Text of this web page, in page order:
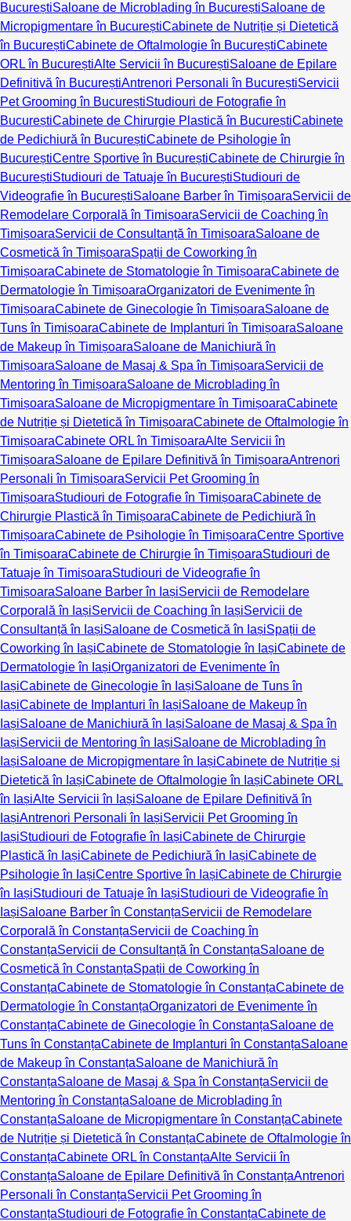
BucureștiSaloane de Microblading în BucureștiSaloane de
Micropigmentare în BucureștiCabinete de Nutriție și Dietetică
în BucureștiCabinete de Oftalmologie în BucureștiCabinete
ORL în BucureștiAlte Servicii în BucureștiSaloane de Epilare
Definitivă în BucureștiAntrenori Personali în BucureștiServicii
Pet Grooming în BucureștiStudiouri de Fotografie în
BucureștiCabinete de Chirurgie Plastică în BucureștiCabinete
de Pedichiură în BucureștiCabinete de Psihologie în
BucureștiCentre Sportive în BucureștiCabinete de Chirurgie în
BucureștiStudiouri de Tatuaje în BucureștiStudiouri de
Videografie în BucureștiSaloane Barber în TimișoaraServicii de
Remodelare Corporală în TimișoaraServicii de Coaching în
TimișoaraServicii de Consultanță în TimișoaraSaloane de
Cosmetică în TimișoaraSpații de Coworking în
TimișoaraCabinete de Stomatologie în TimișoaraCabinete de
Dermatologie în TimișoaraOrganizatori de Evenimente în
TimișoaraCabinete de Ginecologie în TimișoaraSaloane de
Tuns în TimișoaraCabinete de Implanturi în TimișoaraSaloane
de Makeup în TimișoaraSaloane de Manichiură în
TimișoaraSaloane de Masaj & Spa în TimișoaraServicii de
Mentoring în TimișoaraSaloane de Microblading în
TimișoaraSaloane de Micropigmentare în TimișoaraCabinete
de Nutriție și Dietetică în TimișoaraCabinete de Oftalmologie în
TimișoaraCabinete ORL în TimișoaraAlte Servicii în
TimișoaraSaloane de Epilare Definitivă în TimișoaraAntrenori
Personali în TimișoaraServicii Pet Grooming în
TimișoaraStudiouri de Fotografie în TimișoaraCabinete de
Chirurgie Plastică în TimișoaraCabinete de Pedichiură în
TimișoaraCabinete de Psihologie în TimișoaraCentre Sportive
în TimișoaraCabinete de Chirurgie în TimișoaraStudiouri de
Tatuaje în TimișoaraStudiouri de Videografie în
TimișoaraSaloane Barber în IașiServicii de Remodelare
Corporală în IașiServicii de Coaching în IașiServicii de
Consultanță în IașiSaloane de Cosmetică în IașiSpații de
Coworking în IașiCabinete de Stomatologie în IașiCabinete de
Dermatologie în IașiOrganizatori de Evenimente în
IașiCabinete de Ginecologie în IașiSaloane de Tuns în
IașiCabinete de Implanturi în IașiSaloane de Makeup în
IașiSaloane de Manichiură în IașiSaloane de Masaj & Spa în
IașiServicii de Mentoring în IașiSaloane de Microblading în
IașiSaloane de Micropigmentare în IașiCabinete de Nutriție și
Dietetică în IașiCabinete de Oftalmologie în IașiCabinete ORL
în IașiAlte Servicii în IașiSaloane de Epilare Definitivă în
IașiAntrenori Personali în IașiServicii Pet Grooming în
IașiStudiouri de Fotografie în IașiCabinete de Chirurgie
Plastică în IașiCabinete de Pedichiură în IașiCabinete de
Psihologie în IașiCentre Sportive în IașiCabinete de Chirurgie
în IașiStudiouri de Tatuaje în IașiStudiouri de Videografie în
IașiSaloane Barber în ConstanțaServicii de Remodelare
Corporală în ConstanțaServicii de Coaching în
ConstanțaServicii de Consultanță în ConstanțaSaloane de
Cosmetică în ConstanțaSpații de Coworking în
ConstanțaCabinete de Stomatologie în ConstanțaCabinete de
Dermatologie în ConstanțaOrganizatori de Evenimente în
ConstanțaCabinete de Ginecologie în ConstanțaSaloane de
Tuns în ConstanțaCabinete de Implanturi în ConstanțaSaloane
de Makeup în ConstanțaSaloane de Manichiură în
ConstanțaSaloane de Masaj & Spa în ConstanțaServicii de
Mentoring în ConstanțaSaloane de Microblading în
ConstanțaSaloane de Micropigmentare în ConstanțaCabinete
de Nutriție și Dietetică în ConstanțaCabinete de Oftalmologie în
ConstanțaCabinete ORL în ConstanțaAlte Servicii în
ConstanțaSaloane de Epilare Definitivă în ConstanțaAntrenori
Personali în ConstanțaServicii Pet Grooming în
ConstanțaStudiouri de Fotografie în ConstanțaCabinete de